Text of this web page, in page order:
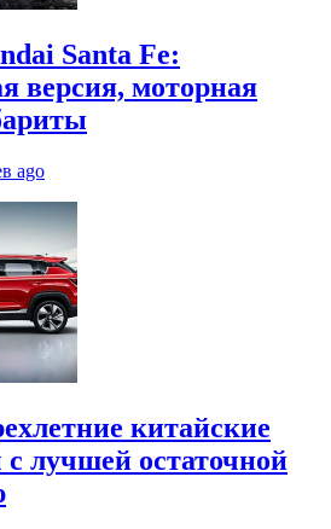
Santa Fe:
версия, моторная
ago
китайские
с лучшей остаточной